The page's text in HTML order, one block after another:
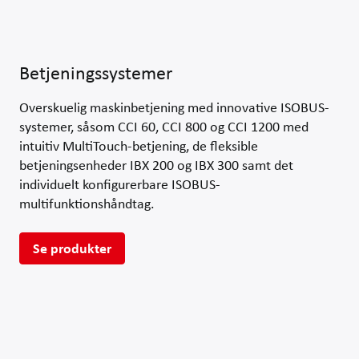
Betjeningssystemer
Overskuelig maskinbetjening med innovative ISOBUS-
systemer, såsom CCI 60, CCI 800 og CCI 1200 med
intuitiv MultiTouch-betjening, de fleksible
betjeningsenheder IBX 200 og IBX 300 samt det
individuelt konfigurerbare ISOBUS-
multifunktionshåndtag.
Se produkter